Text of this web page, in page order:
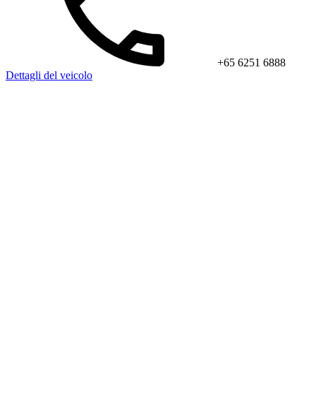
+65 6251 6888
Dettagli del veicolo